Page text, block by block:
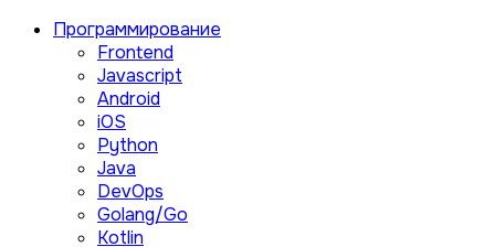
Программирование
Frontend
Javascript
Android
iOS
Python
Java
DevOps
Golang/Go
Kotlin